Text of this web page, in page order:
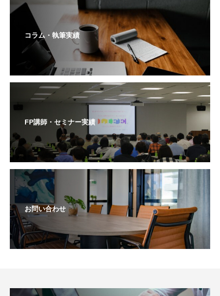
コラム・執筆実績
FP講師・セミナー実績
お問い合わせ